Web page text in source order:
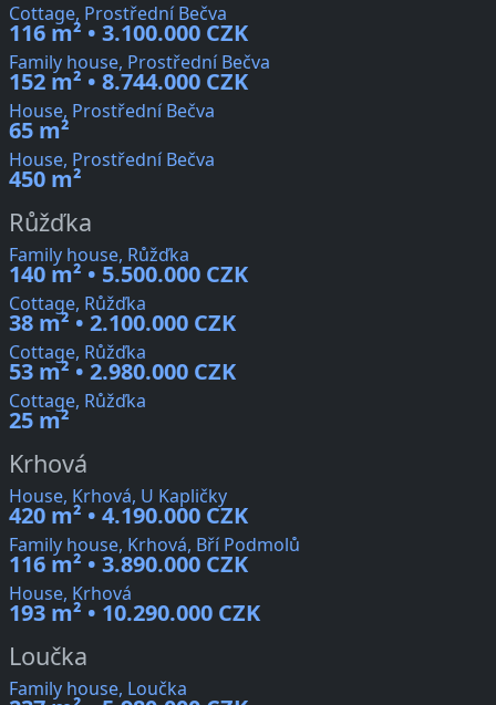
Cottage, Prostřední Bečva
116 m² • 3.100.000 CZK
Family house, Prostřední Bečva
152 m² • 8.744.000 CZK
House, Prostřední Bečva
65 m²
House, Prostřední Bečva
450 m²
Růžďka
Family house, Růžďka
140 m² • 5.500.000 CZK
Cottage, Růžďka
38 m² • 2.100.000 CZK
Cottage, Růžďka
53 m² • 2.980.000 CZK
Cottage, Růžďka
25 m²
Krhová
House, Krhová, U Kapličky
420 m² • 4.190.000 CZK
Family house, Krhová, Bří Podmolů
116 m² • 3.890.000 CZK
House, Krhová
193 m² • 10.290.000 CZK
Loučka
Family house, Loučka